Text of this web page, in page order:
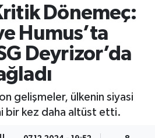
Dönemeç:
Humus’ta
Deyrizor’da
gelişmeler, ülkenin siyasi
bir kez daha altüst etti.